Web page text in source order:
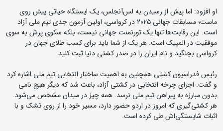
او افزود: اما پیش از رسیدن به لس‌آنجلس، یک ایستگاه حیاتی پیش روی
ماست؛ مسابقات جهانی ۲۰۲۵ در کرواسی، اولین آزمون جدی تیم ملی آزاد
است. این رقابت‌ها تنها یک تورنمنت جهانی نیست، بلکه سکوی پرش به سوی
موفقیت در المپیک است. هر یک از شما باید برای کسب طلای جهان در
کرواسی بجنگید و نام ایران را در صدر کشتی دنیا ثبت کنید.
رئیس فدراسیون کشتی همچنین به اهمیت ساختار انتخابی تیم ملی اشاره کرد
و گفت: اجرای چرخه انتخابی در کشتی آزاد، باعث شد که دیگر هیچ نامی
بدون مبارزه به پیراهن تیم ملی نرسد. همه چیز در میدان مشخص می‌شود.
هر کشتی‌گیری که امروز در اردو حضور دارد، مسیر خود را از روی تشک و با
اثبات شایستگی‌اش طی کرده است.